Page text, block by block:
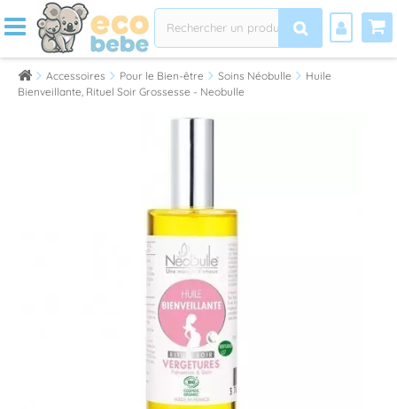
Accessoires Pour le Bien-être Soins Néobulle
Huile
Bienveillante, Rituel Soir Grossesse - Neobulle